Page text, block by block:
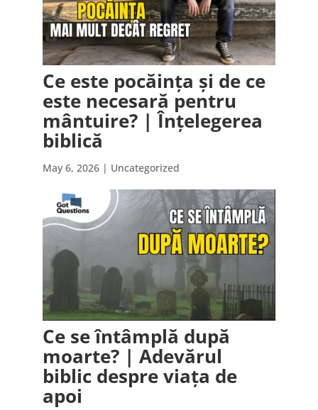
Ce este pocăința și de ce
este necesară pentru
mântuire? | Înțelegerea
biblică
May 6, 2026| Uncategorized
Ce se întâmplă după
moarte? | Adevărul
biblic despre viața de
apoi